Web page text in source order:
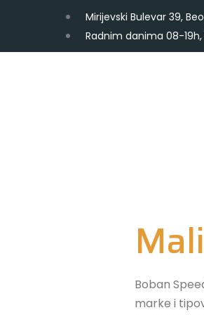
Mirijevski Bulevar 39,
Radnim danima 08-
Boban
marke i